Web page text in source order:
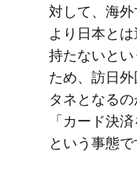
対して、​海
より​日本と
持たないと​
ため、​訪日
タネと​なる
「カード決
と​いう​事態で